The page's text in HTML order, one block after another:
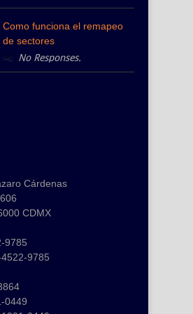
Como funciona el remapeo
de sectores
No Responses.
Cárdenas
CDMX
9785
9785
0449